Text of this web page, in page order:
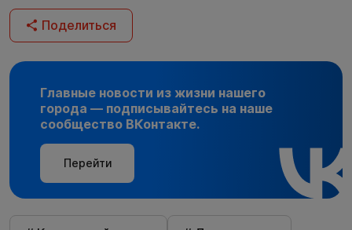
Поделиться
Главные новости из жизни нашего
города — подписывайтесь на наше
сообщество ВКонтакте.
Перейти